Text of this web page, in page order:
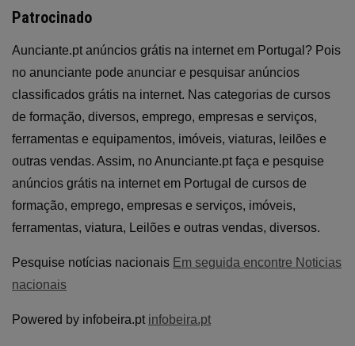
Patrocinado
Aunciante.pt anúncios grátis na internet em Portugal? Pois
no anunciante pode anunciar e pesquisar anúncios
classificados grátis na internet. Nas categorias de cursos
de formação, diversos, emprego, empresas e serviços,
ferramentas e equipamentos, imóveis, viaturas, leilões e
outras vendas. Assim, no Anunciante.pt faça e pesquise
anúncios grátis na internet em Portugal de cursos de
formação, emprego, empresas e serviços, imóveis,
ferramentas, viatura, Leilões e outras vendas, diversos.
Pesquise notícias nacionais Em seguida encontre Noticias
nacionais
Powered by infobeira.pt infobeira.pt